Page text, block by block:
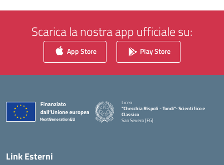
Scarica la nostra app ufficiale su:
App Store Play Store
Liceo
"Checchia Rispoli - Tondi"- Scientifico e
Classico
San Severo (FG)
Link Esterni